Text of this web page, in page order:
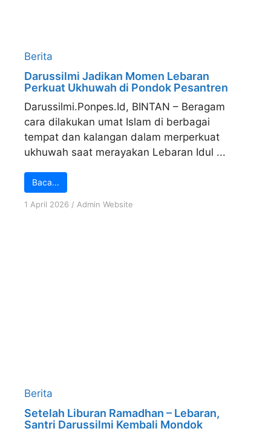
Berita
Darussilmi Jadikan Momen Lebaran
Perkuat Ukhuwah di Pondok Pesantren
Darussilmi.Ponpes.Id, BINTAN – Beragam
cara dilakukan umat Islam di berbagai
tempat dan kalangan dalam merperkuat
ukhuwah saat merayakan Lebaran Idul ...
Baca...
1 April 2026 / Admin Website
Berita
Setelah Liburan Ramadhan – Lebaran,
Santri Darussilmi Kembali Mondok